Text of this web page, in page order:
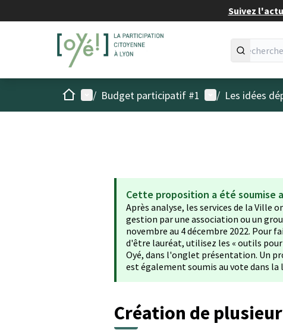
Suivez
AccueilMenu principal
/ Budget participatif #1 Menu utilisateur
/ Les idées
Cette proposition a été soumise
Après analyse, les services de la Ville
gestion par une association ou un
novembre au 4 décembre 2022. Pour
d'être lauréat, utilisez les « outils
Oyé, dans l'onglet présentation. Un
est également soumis au vote dans la
Création de